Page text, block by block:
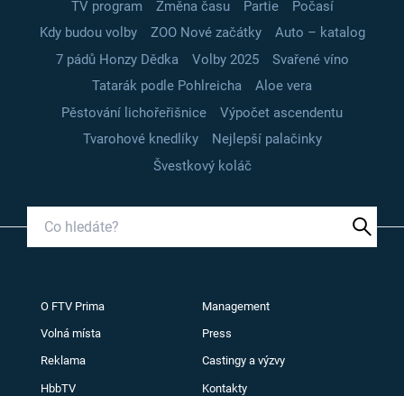
TV program
Změna času Partie
Počasí
Kdy budou volby
ZOO Nové začátky
Auto – katalog
7 pádů Honzy Dědka
Volby 2025
Svařené víno
Tatarák podle Pohlreicha
Aloe vera
Pěstování lichořeřišnice
Výpočet ascendentu
Tvarohové knedlíky
Nejlepší palačinky
Švestkový koláč
O FTV Prima Management
Volná místa Press
Reklama Castingy a výzvy
HbbTV Kontakty